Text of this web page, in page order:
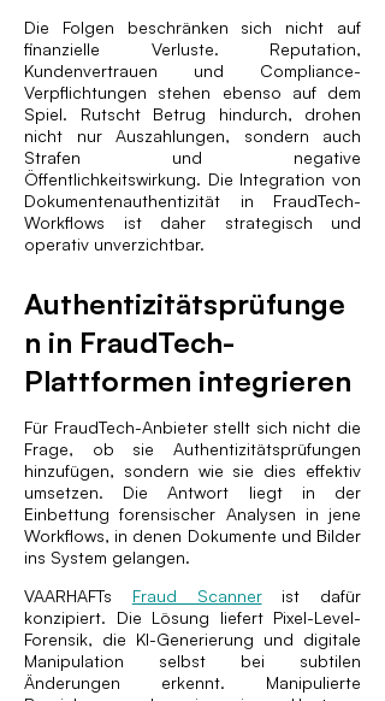
Die Folgen beschränken sich nicht auf
finanzielle Verluste. Reputation,
Kundenvertrauen und Compliance-
Verpflichtungen stehen ebenso auf dem
Spiel. Rutscht Betrug hindurch, drohen
nicht nur Auszahlungen, sondern auch
Strafen und negative
Öffentlichkeitswirkung. Die Integration von
Dokumenten­authentizität in FraudTech-
Workflows ist daher strategisch und
operativ unverzichtbar.
Authentizitätsprüfunge
n in FraudTech-
Plattformen integrieren
Für FraudTech-Anbieter stellt sich nicht die
Frage, ob sie Authentizitätsprüfungen
hinzufügen, sondern wie sie dies effektiv
umsetzen. Die Antwort liegt in der
Einbettung forensischer Analysen in jene
Workflows, in denen Dokumente und Bilder
ins System gelangen.
VAARHAFTs Fraud Scannerist dafür
konzipiert. Die Lösung liefert Pixel-Level-
Forensik, die KI-Generierung und digitale
Manipulation selbst bei subtilen
Änderungen erkennt. Manipulierte